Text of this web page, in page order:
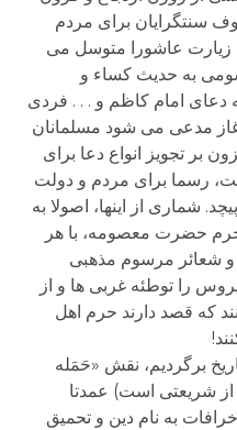
سنتگرایان برای مردم
عاشورا متوسل می
به حدیث کساء و
دعای امام کاظم و . . . فردی
مدعی می شود مسلمانان
بر تجویز انواع دعا برای
رسما برای مردم و دولت
شماری از اینها، اصولا به
حرم حضرت معصومه، با هر
شعائر مرسوم مذهبی
را توطئه غربی ها و از
که قصد دارند حرم اهل
برگردیم، نقش «حَمَله
از شریعتی است) عمدتا
به نام دین و تحمیق